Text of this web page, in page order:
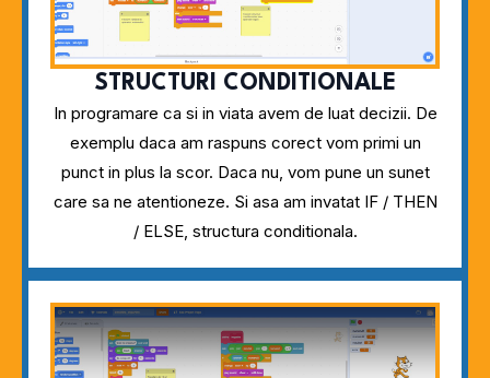
STRUCTURI CONDITIONALE
In programare ca si in viata avem de luat decizii. De
exemplu daca am raspuns corect vom primi un
punct in plus la scor. Daca nu, vom pune un sunet
care sa ne atentioneze. Si asa am invatat IF / THEN
/ ELSE, structura conditionala.